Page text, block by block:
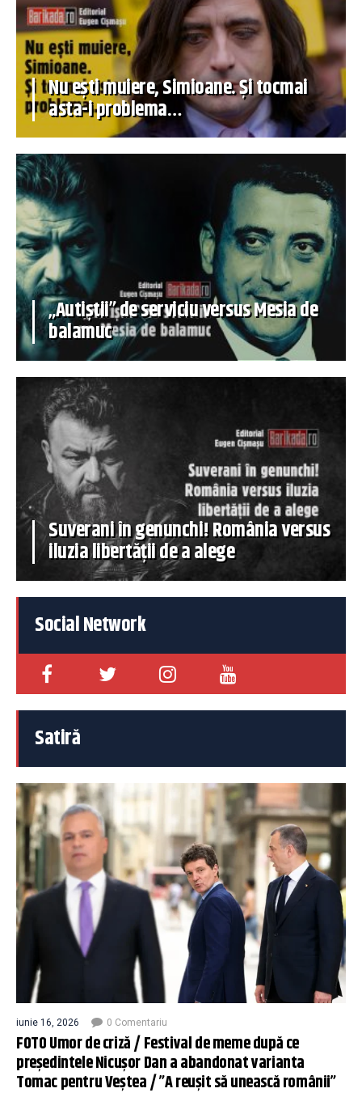
Nu ești muiere, Simioane. Și tocmai
asta-i problema…
„Autiștii” de serviciu versus Mesia de
balamuc
Suverani în genunchi! România versus
iluzia libertății de a alege
Social Network
Satiră
iunie 16, 2026 0 Comentariu
FOTO Umor de criză / Festival de meme după ce
președintele Nicușor Dan a abandonat varianta
Tomac pentru Veștea / ”A reușit să unească românii”